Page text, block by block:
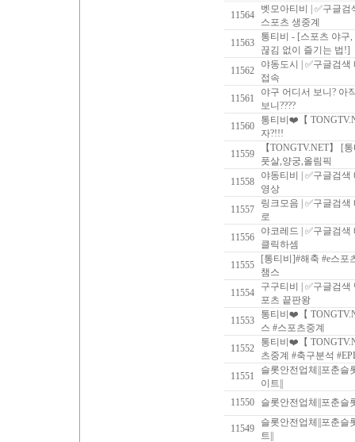
11564
벳모아티비 | ✅구글
스포츠 생중계
11563
통티비 - [스포츠 야구
끊김 없이 즐기는 법!]
11562
야동도시 | ✅구글검
접속
11561
야구 어디서 보니? 아
보니????
11560
통티비❤️【
자?!!!
11559
【TONGTV.NET】 [
풋살,양궁,올림픽
11558
야동티비 | ✅구글검
영상
11557
링크모음 | ✅구글검
로
11556
야코레드 | ✅구글검
클릭하셈
11555
[통티비]#해축 #e스포
챔스
11554
구구티비 | ✅구글검
포츠 끝판왕
11553
통티비❤️【
스 #스포츠중계
11552
통티비❤️【
츠중계 #축구분석
11551
슬롯안전업체||포춘슬
이트||
11550
슬롯안전업체||포춘슬
11549
슬롯안전업체||포춘슬
트||